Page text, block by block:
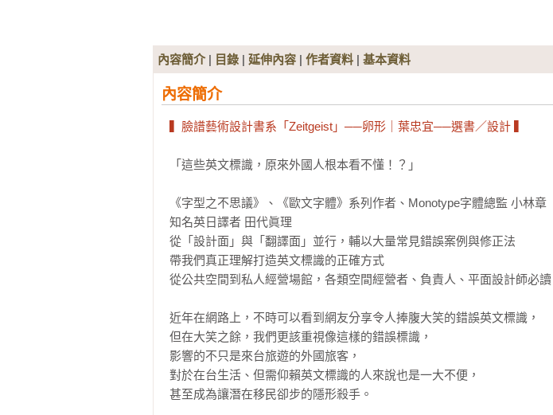
內容簡介| 目錄 | 延伸內容 | 作者資料 | 基本資料
內容簡介
▍臉譜藝術設計書系「Zeitgeist」──卵形｜葉忠宜──選書／設計 ▍
「這些英文標識，原來外國人根本看不懂！？」
《字型之不思議》、《歐文字體》系列作者、Monotype字體總監 小林章
知名英日譯者 田代眞理
從「設計面」與「翻譯面」並行，輔以大量常見錯誤案例與修正法
帶我們真正理解打造英文標識的正確方式
從公共空間到私人經營場館，各類空間經營者、負責人、平面設計師必讀
近年在網路上，不時可以看到網友分享令人捧腹大笑的錯誤英文標識，
但在大笑之餘，我們更該重視像這樣的錯誤標識，
影響的不只是來台旅遊的外國旅客，
對於在台生活、但需仰賴英文標識的人來說也是一大不便，
甚至成為讓潛在移民卻步的隱形殺手。